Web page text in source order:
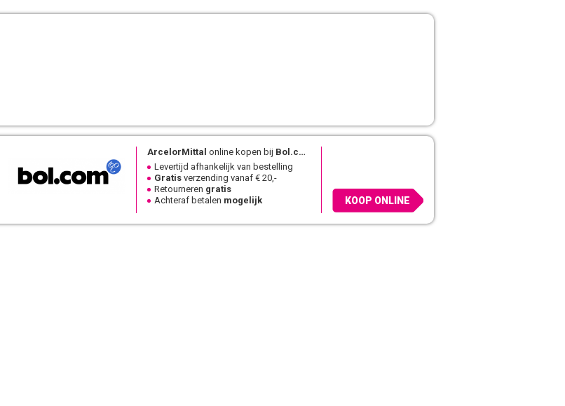
ArcelorMittal online kopen bij Bol.com
Levertijd afhankelijk van bestelling
Gratis verzending vanaf € 20,-
Retourneren gratis
Achteraf betalen mogelijk KOOP ONLINE